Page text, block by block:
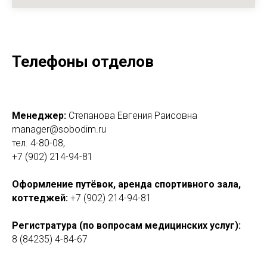
Телефоны отделов
Менеджер: Степанова Евгения Раисовна
manager@sobodim.ru
тел. 4-80-08,
+7 (902) 214-94-81
Оформление путёвок, аренда спортивного зала,
коттеджей: +7 (902) 214-94-81
Регистратура (по вопросам медицинских услуг):
8 (84235) 4-84-67